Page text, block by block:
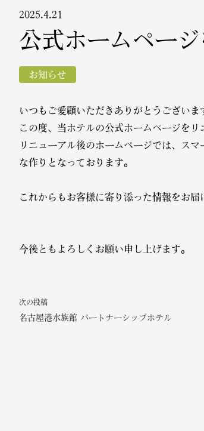
2025.4.21
公式ホームページ
お知らせ
いつもご愛顧いただきありがとうございま
この度、当ホテルの公式ホームページをリ
リニューアル後のホームページでは、ス
な作りとなっております。
これからもお客様に寄り添った情報をお届
今後ともよろしくお願い申し上げます。
次の投稿
名古屋港水族館 パートナーシップホテル